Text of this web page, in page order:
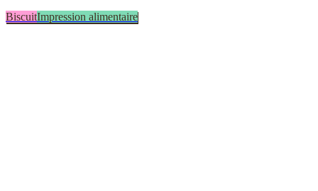
BiscuitImpression alimentaire